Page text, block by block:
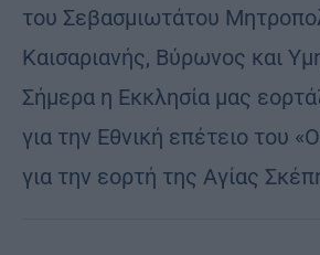
του Σεβασμιωτάτου
Καισαριανής, Βύρωνος και
Σήμερα η Εκκλησία μας
για την Εθνική επέτειο του
για την εορτή της Αγίας